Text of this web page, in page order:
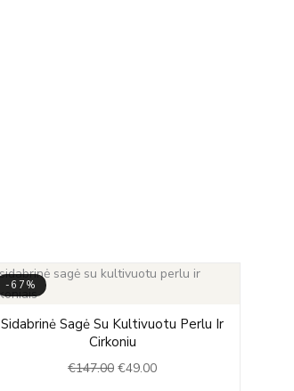
-67%
Sidabrinė Sagė Su Kultivuotu Perlu Ir
Cirkoniu
€147.00
price
€147.00.
€49.00
price
€49.00.